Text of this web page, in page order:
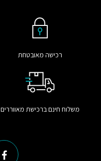
רכישה מאובטחת
משלוח חינם ברכישת מאווררים